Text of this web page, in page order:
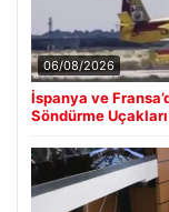
06/08/2026
İspanya ve
Söndürme